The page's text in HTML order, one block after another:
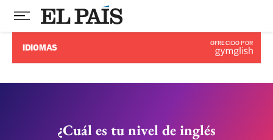
OFRECIDO POR
IDIOMAS
¿Cuál es tu nivel de inglés